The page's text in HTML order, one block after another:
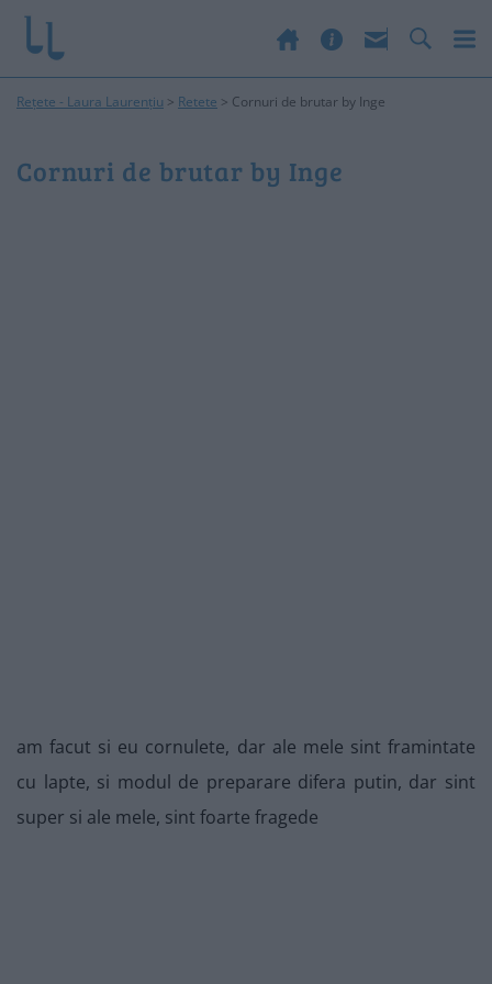
Rețete - Laura Laurențiu > Retete > Cornuri de brutar by Inge
Cornuri de brutar by Inge
am facut si eu cornulete, dar ale mele sint framintate
cu lapte, si modul de preparare difera putin, dar sint
super si ale mele, sint foarte fragede